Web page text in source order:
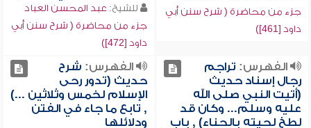
جزء من محاضرة ( شرح سنن أبي
داود [461])
للشيخ: عبد المحسن العباد
جزء من محاضرة ( شرح سنن أبي
داود [472])
الفهرس: تراجم
رجال إسناد حديث
(أتيت النبي صلى الله
عليه وسلم... وكان قد
لطخ لحيته بالحناء) , باب
الفهرس: شرح
حديث (تدور رحى
الإسلام لخمس وثلاثين ...)
, تابع ما جاء في الفتن
ودلائلها